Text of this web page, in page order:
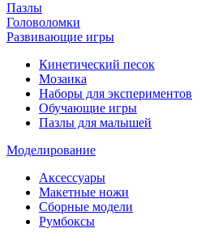
Пазлы
Головоломки
Развивающие игры
Кинетический песок
Мозаика
Наборы для экспериментов
Обучающие игры
Пазлы для малышей
Моделирование
Аксессуары
Макетные ножи
Сборные модели
Румбоксы